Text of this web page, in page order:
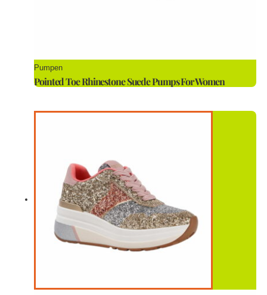
Pumpen
Pointed Toe Rhinestone Suede Pumps For Women